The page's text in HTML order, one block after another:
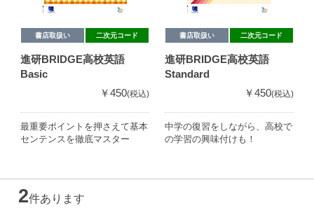
書店取扱い 二次元コード
進研BRIDGE高校英語
Basic
￥450(税込)
最重要ポイントを押さえて基本
センテンスを徹底マスター
書店取扱い 二次元コード
進研BRIDGE高校英語
Standard
￥450(税込)
中学の復習をしながら、高校で
の学習の興味付けも！
2件あります